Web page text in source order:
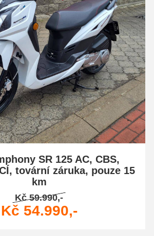
SR 125 AC, CBS,
tovární záruka, pouze 15
km
Kč 59.990,-
Kč 54.990,-